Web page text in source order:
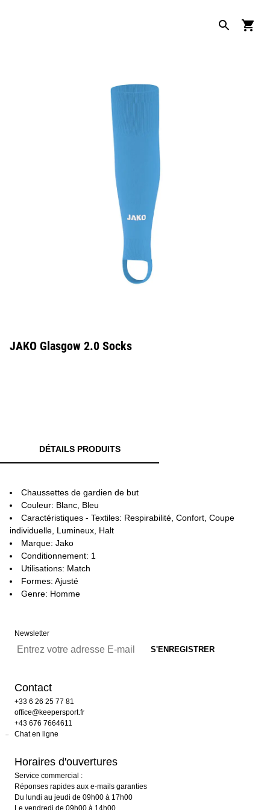
JAKO Glasgow 2.0 Socks
DÉTAILS PRODUITS
Chaussettes de gardien de but
Couleur: Blanc, Bleu
Caractéristiques - Textiles: Respirabilité, Confort, Coupe
individuelle, Lumineux, Halt
Marque: Jako
Conditionnement: 1
Utilisations: Match
Formes: Ajusté
Genre: Homme
Newsletter
Contact
+33 6 26 25 77 81
office@keepersport.fr
+43 676 7664611
Chat en ligne
Horaires d'ouvertures
Service commercial :
Réponses rapides aux e-mails garanties
Du lundi au jeudi de 09h00 à 17h00
Le vendredi de 09h00 à 14h00